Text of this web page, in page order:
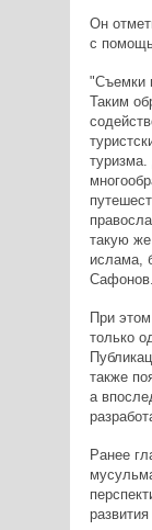
Он
с
"Съемки
Таким
туризма.
такую же
ислама,
Сафонов.
При
только
также
а
Ранее